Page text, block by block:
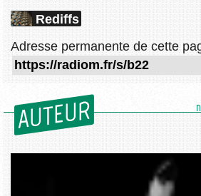
Rediffs
Adresse permanente de cette
AUTEUR